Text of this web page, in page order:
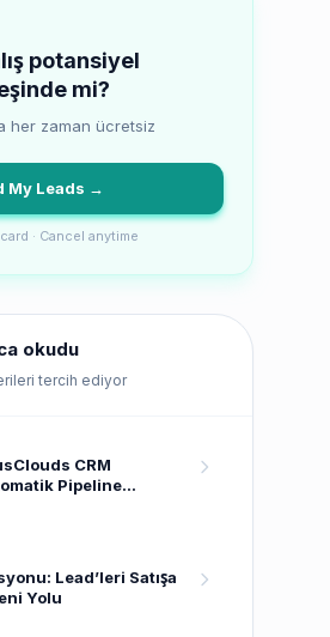
potansiyel
mi?
her zaman ücretsiz
My Leads →
· Cancel anytime
okudu
tercih ediyor
CRM
Pipeline
Lead’leri Satışa
Yolu